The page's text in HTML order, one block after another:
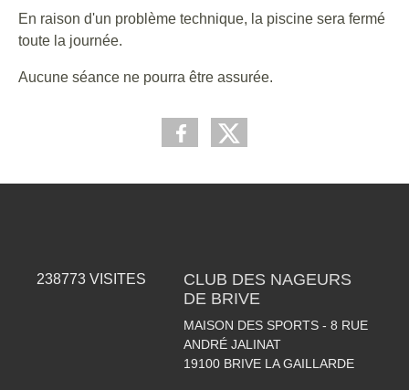
En raison d'un problème technique, la piscine sera fermé
toute la journée.
Aucune séance ne pourra être assurée.
238773 VISITES
CLUB DES NAGEURS
DE BRIVE
MAISON DES SPORTS - 8 RUE
ANDRÉ JALINAT
19100 BRIVE LA GAILLARDE